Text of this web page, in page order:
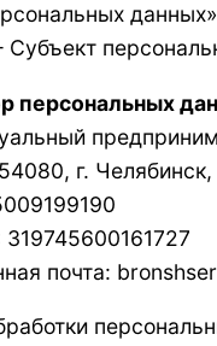
персональных
г.
почта: